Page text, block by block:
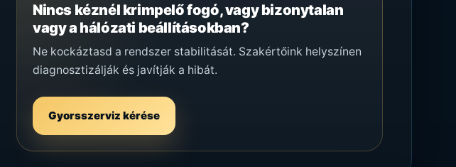
Nincs kéznél krimpelő fogó, vagy bizonytalan
vagy a hálózati beállításokban?
Ne kockáztasd a rendszer stabilitását. Szakértőink helyszínen
diagnosztizálják és javítják a hibát.
Gyorsszerviz kérése